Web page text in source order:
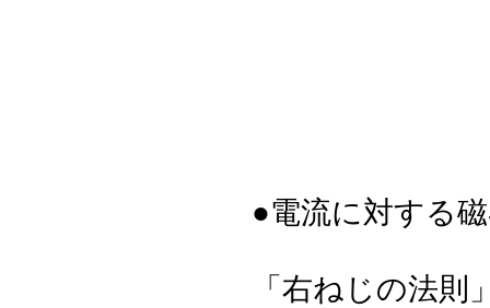
●電流に対する
「右ねじの法則